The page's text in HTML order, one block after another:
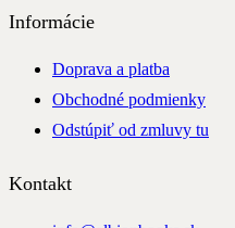
Informácie
Doprava a platba
Obchodné podmienky
Odstúpiť od zmluvy tu
Kontakt